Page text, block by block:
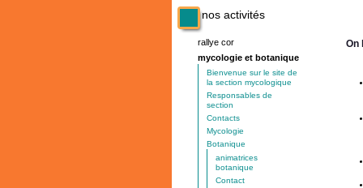
nos activités
rallye cor
mycologie et botanique
Bienvenue sur le site de
la section mycologique
Responsables de
section
Contacts
Mycologie
Botanique
animatrices
botanique
Contact
On